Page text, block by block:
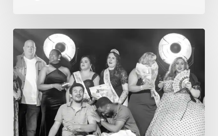
Miss
Curvy
Pays
de
la
Loire
2026